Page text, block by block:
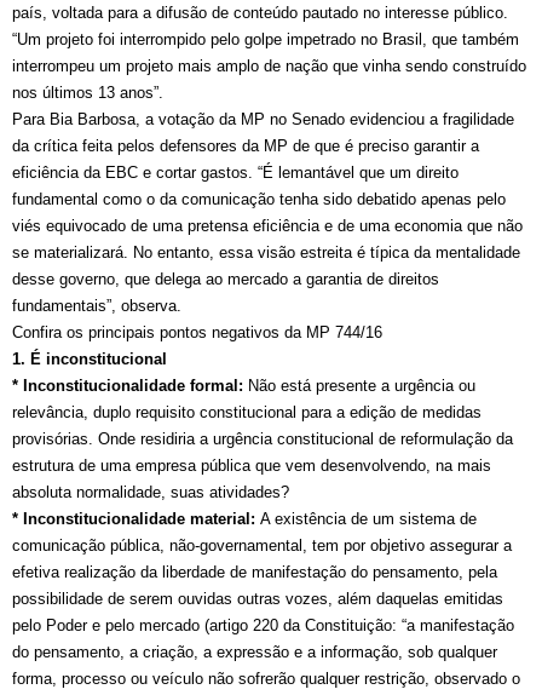
país, voltada para a difusão de conteúdo pautado no interesse público.
“Um projeto foi interrompido pelo golpe impetrado no Brasil, que também
interrompeu um projeto mais amplo de nação que vinha sendo construído
nos últimos 13 anos”.
Para Bia Barbosa, a votação da MP no Senado evidenciou a fragilidade
da crítica feita pelos defensores da MP de que é preciso garantir a
eficiência da EBC e cortar gastos. “É lemantável que um direito
fundamental como o da comunicação tenha sido debatido apenas pelo
viés equivocado de uma pretensa eficiência e de uma economia que não
se materializará. No entanto, essa visão estreita é típica da mentalidade
desse governo, que delega ao mercado a garantia de direitos
fundamentais”, observa.
Confira os principais pontos negativos da MP 744/16
1. É inconstitucional
* Inconstitucionalidade formal: Não está presente a urgência ou
relevância, duplo requisito constitucional para a edição de medidas
provisórias. Onde residiria a urgência constitucional de reformulação da
estrutura de uma empresa pública que vem desenvolvendo, na mais
absoluta normalidade, suas atividades?
* Inconstitucionalidade material: A existência de um sistema de
comunicação pública, não-governamental, tem por objetivo assegurar a
efetiva realização da liberdade de manifestação do pensamento, pela
possibilidade de serem ouvidas outras vozes, além daquelas emitidas
pelo Poder e pelo mercado (artigo 220 da Constituição: “a manifestação
do pensamento, a criação, a expressão e a informação, sob qualquer
forma, processo ou veículo não sofrerão qualquer restrição, observado o